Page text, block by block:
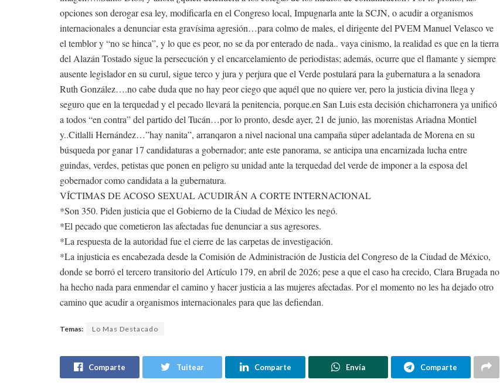
opciones son derogar esa ley, modificarla en el Congreso local, Impugnarla ante la SCJN, o acudir a organismos
internacionales a denunciar esta gravísima agresión…para colmo de males, el dirigente del PVEM Manuel Velasco ve
el temblor y “no se hinca”, y lo que es peor, no se da por enterado de nada.. vaya cinismo, la realidad es que en la tierra
del Alazán Tostado sigue la persecución y el encarcelamiento de periodistas; además, ocurre que el flamante y siempre
ausente legislador en su curul, sigue terco y jura y perjura que el Verde postulará para la gubernatura a la senadora
Ruth González….no cabe duda que no hay peor ciego que aquél que no quiere ver, pero la justicia divina llega y
seguro que en la terquedad y el pecado llevará la penitencia, porque.en San Luis esta decisión chicharronera ya unificó
a todos “en contra” del partido del Tucán…por lo pronto, desde ayer, 21 de junio, las morenistas Ariadna Montiel
y..Citlalli Hernández…”hay nanita”, arranqaron a nivel nacional una campaña súper adelantada de Morena en su
búsqueda por ganar 17 candidaturas a gobernador; ante este panorama, se anticipa una encarnizada lucha entre
guindas, verdes, petistas que ponen en peligro su unidad ante la terquedad del verde de imponer a la esposa del
gobernador como candidata a la gubernatura.
VÍCTIMAS DE ACOSO SEXUAL ACUDIRÁN A CORTE INTERNACIONAL
*Son 350. Piden justicia que el Gobierno de la Ciudad de México les negó.
*El pecado que cometieron las afectadas fue denunciar a sus agresores.
*La respuesta de la autoridad fue el cierre de las carpetas de investigación.
*La injusticia es encabezada desde la Comisión de Administración de Justicia del Congreso de la Ciudad de México,
donde se borró el tercero transitorio del Artículo 179, en abril de 2026; pese a que el caso ha crecido, Clara Brugada no
ha hecho nada para enmendar el camino y hacer justicia a las mujeres afectadas. Por el momento no les ha dejado otro
camino que acudir a organismos internacionales para que las defiendan.
Temas: Lo Mas Destacado
Comparte Tuitear Comparte Envía Comparte